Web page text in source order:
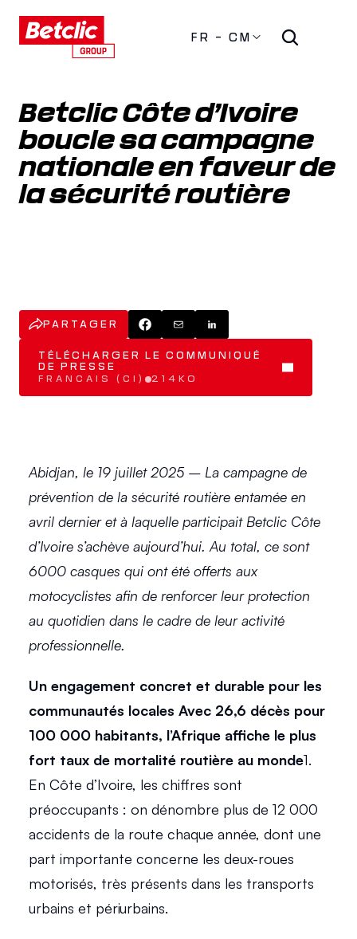
FR - CM
Betclic Côte d’Ivoire
boucle sa campagne
nationale en faveur de
la sécurité routière
PARTAGER
TÉLÉCHARGER LE COMMUNIQUÉ
DE PRESSE
FRANCAIS (CI) 214KO
Abidjan, le 19 juillet 2025 – La campagne de
prévention de la sécurité routière entamée en
avril dernier et à laquelle participait Betclic Côte
d’Ivoire s’achève aujourd’hui. Au total, ce sont
6000 casques qui ont été offerts aux
motocyclistes afin de renforcer leur protection
au quotidien dans le cadre de leur activité
professionnelle.
Un engagement concret et durable pour les
communautés locales Avec 26,6 décès pour
100 000 habitants, l’Afrique affiche le plus
fort taux de mortalité routière au monde1.
En Côte d’Ivoire, les chiffres sont
préoccupants : on dénombre plus de 12 000
accidents de la route chaque année, dont une
part importante concerne les deux-roues
motorisés, très présents dans les transports
urbains et périurbains.